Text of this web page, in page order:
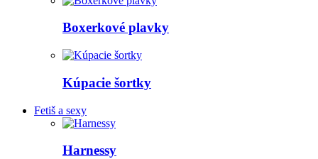
Boxerkové plavky
Kúpacie šortky
Fetiš a sexy
Harnessy